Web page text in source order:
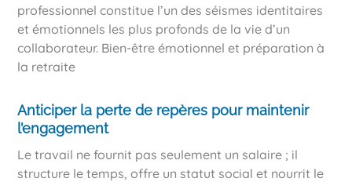
professionnel constitue l’un des séismes identitaires
et émotionnels les plus profonds de la vie d’un
collaborateur. Bien-être émotionnel et préparation à
la retraite
Anticiper la perte de repères pour maintenir
l’engagement
Le travail ne fournit pas seulement un salaire ; il
structure le temps, offre un statut social et nourrit le